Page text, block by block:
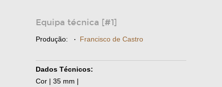
Equipa técnica [#1]
Produção: · Francisco de Castro
Dados Técnicos:
Cor | 35 mm |